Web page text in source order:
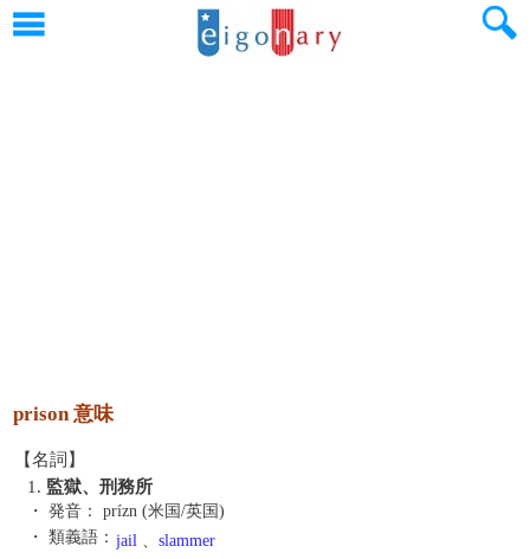
prison 意味
【名詞】
1. 監獄、刑務所
・ 発音：
prízn (米国/英国)
・ 類義語： jail 、 slammer